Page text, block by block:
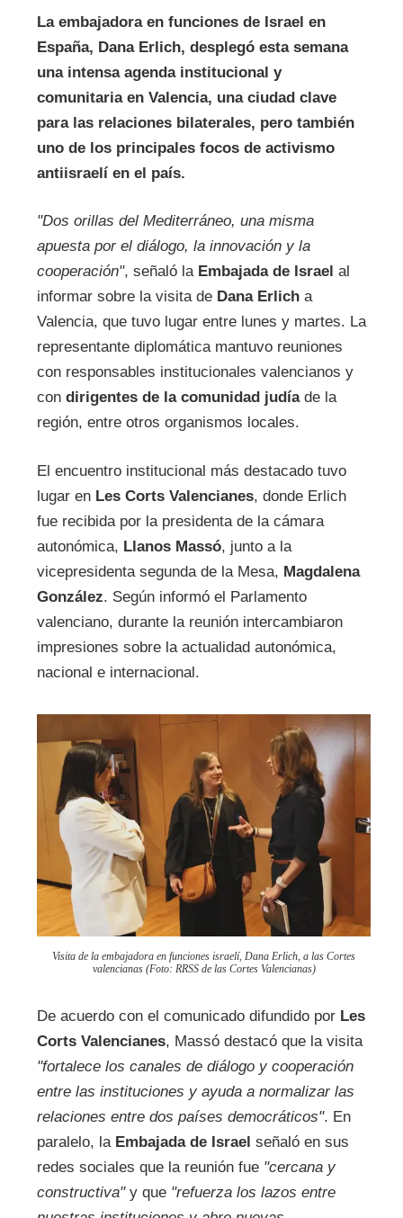
La embajadora en funciones de Israel en
España, Dana Erlich, desplegó esta semana
una intensa agenda institucional y
comunitaria en Valencia, una ciudad clave
para las relaciones bilaterales, pero también
uno de los principales focos de activismo
antiisraelí en el país.
"Dos orillas del Mediterráneo, una misma
apuesta por el diálogo, la innovación y la
cooperación", señaló la Embajada de Israel al
informar sobre la visita de Dana Erlicha
Valencia, que tuvo lugar entre lunes y martes. La
representante diplomática mantuvo reuniones
con responsables institucionales valencianos y
con dirigentes de la comunidad judíade la
región, entre otros organismos locales.
El encuentro institucional más destacado tuvo
lugar en Les Corts Valencianes, donde Erlich
fue recibida por la presidenta de la cámara
autonómica, Llanos Massó, junto a la
vicepresidenta segunda de la Mesa, Magdalena
González. Según informó el Parlamento
valenciano, durante la reunión intercambiaron
impresiones sobre la actualidad autonómica,
nacional e internacional.
Visita de la embajadora en funciones israelí, Dana Erlich, a las Cortes
valencianas (Foto: RRSS de las Cortes Valencianas)
De acuerdo con el comunicado difundido por Les
Corts Valencianes, Massó destacó que la visita
"fortalece los canales de diálogo y cooperación
entre las instituciones y ayuda a normalizar las
relaciones entre dos países democráticos". En
paralelo, la Embajada de Israel señaló en sus
redes sociales que la reunión fue "cercana y
constructiva"y que "refuerza los lazos entre